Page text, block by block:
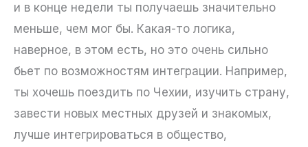
и в конце недели ты получаешь значительно
меньше, чем мог бы. Какая-то логика,
наверное, в этом есть, но это очень сильно
бьет по возможностям интеграции. Например,
ты хочешь поездить по Чехии, изучить страну,
завести новых местных друзей и знакомых,
лучше интегрироваться в общество,